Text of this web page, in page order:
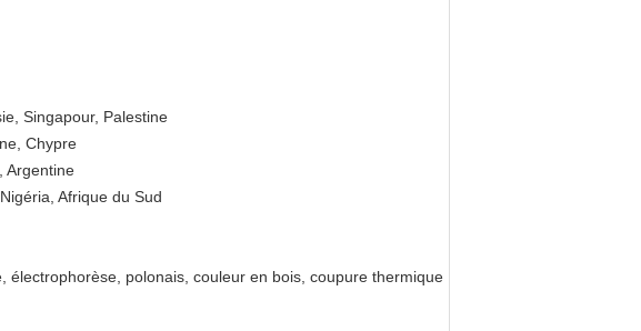
Singapour, Palestine
Chypre
Argentine
Afrique du Sud
polonais, couleur en bois, coupure thermique